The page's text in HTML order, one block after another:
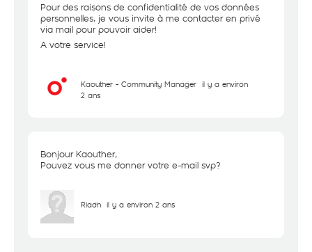
Pour des raisons de confidentialité de vos données
personnelles, je vous invite à me contacter en privé
via mail pour pouvoir aider!
A votre service!
Kaouther - Community Manager il y a environ
2 ans
Bonjour Kaouther,
Pouvez vous me donner votre e-mail svp?
Riadh il y a environ 2 ans